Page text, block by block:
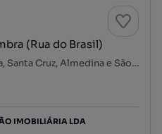
(Rua do Brasil)
Penedo da Saudade, Sé Nova, Santa Cruz, Almedina e São Bartolomeu, Coimbra, Coimbra
IMOBILIÁRIA LDA